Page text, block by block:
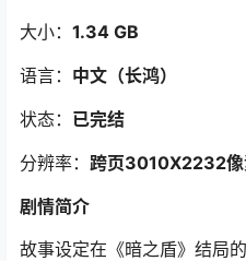
大小： 1.34 GB
语言： 中文（长鸿）
状态： 已完结
分辨率： 跨页3010X2232像
剧情简介
故事设定在《暗之盾》结局